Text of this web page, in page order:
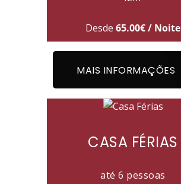
Desde 65.00€ / Noite
MAIS INFORMAÇÕES
CASA FÉRIAS
até 6 pessoas